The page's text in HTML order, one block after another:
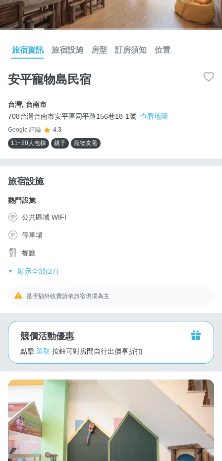
旅宿資訊 旅宿設施 房型 訂房須知 位置
安平寵物島民宿
台灣, 台南市
708台灣台南市安平區同平路156巷18-1號 查看地圖
Google 評論
4.3
11~20人包棟
親子 寵物友善
旅宿設施
熱門設施
公共區域 WIFI
停車場
餐廳
顯示全部(27)
是否額外收費請依旅宿現場為主
競價活動優惠
點擊 選取 按鈕可對房間自行出價享折扣